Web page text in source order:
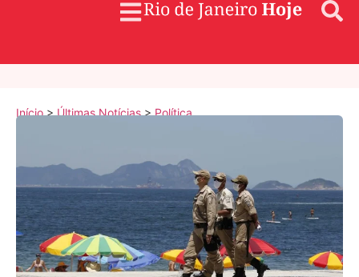
Início>Últimas Notícias>Política